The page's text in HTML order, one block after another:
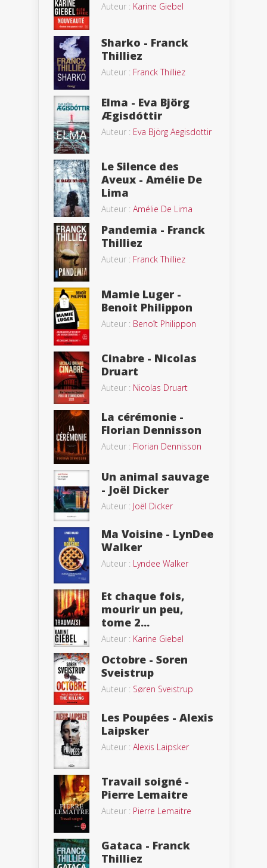
Auteur : Karine Giebel
Sharko - Franck
Thilliez
Auteur : Franck Thilliez
Elma - Eva Björg
Ægisdóttir
Auteur : Eva Björg Aegisdottir
Le Silence des
Aveux - Amélie De
Lima
Auteur : Amélie De Lima
Pandemia - Franck
Thilliez
Auteur : Franck Thilliez
Mamie Luger -
Benoit Philippon
Auteur : Benoît Philippon
Cinabre - Nicolas
Druart
Auteur : Nicolas Druart
La cérémonie -
Florian Dennisson
Auteur : Florian Dennisson
Un animal sauvage
- Joël Dicker
Auteur : Joël Dicker
Ma Voisine - LynDee
Walker
Auteur : Lyndee Walker
Et chaque fois,
mourir un peu,
tome 2...
Auteur : Karine Giebel
Octobre - Soren
Sveistrup
Auteur : Søren Sveistrup
Les Poupées - Alexis
Laipsker
Auteur : Alexis Laipsker
Travail soigné -
Pierre Lemaitre
Auteur : Pierre Lemaitre
Gataca - Franck
Thilliez